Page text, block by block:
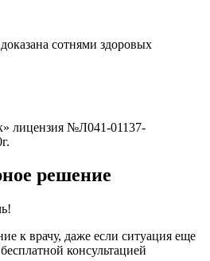
сотнями здоровых
лицензия №Л041-01137-
решение
к врачу, даже если ситуация еще
консультацией